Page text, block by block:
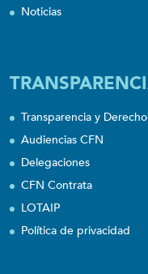
Noticias
Transparencia y
Audiencias CFN
Delegaciones
CFN Contrata
LOTAIP
Política de privacidad